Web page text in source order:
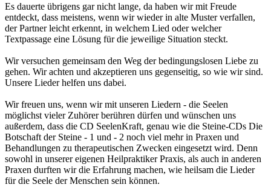
Es dauerte übrigens gar nicht lange, da haben wir mit Freude
entdeckt, dass meistens, wenn wir wieder in alte Muster verfallen,
der Partner leicht erkennt, in welchem Lied oder welcher
Textpassage eine Lösung für die jeweilige Situation steckt.
Wir versuchen gemeinsam den Weg der bedingungslosen Liebe zu
gehen. Wir achten und akzeptieren uns gegenseitig, so wie wir sind.
Unsere Lieder helfen uns dabei.
Wir freuen uns, wenn wir mit unseren Liedern - die Seelen
möglichst vieler Zuhörer berühren dürfen und wünschen uns
außerdem, dass die CD SeelenKraft, genau wie die Steine-CDs Die
Botschaft der Steine - 1 und - 2 noch viel mehr in Praxen und
Behandlungen zu therapeutischen Zwecken eingesetzt wird. Denn
sowohl in unserer eigenen Heilpraktiker Praxis, als auch in anderen
Praxen durften wir die Erfahrung machen, wie heilsam die Lieder
für die Seele der Menschen sein können.